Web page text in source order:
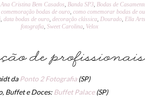
Ana Cristina Bem Casados,Banda SP3,Bodas de
comemoração bodas de ouro,como comemorar bodas de
,data bodas de ouro,decoração clássica,Dourado,Ella
fotografia,Sweet Carolina, Velox
da Ponto 2 Fotografia(SP)
Buffet e Doces: Buffet Palace(SP)